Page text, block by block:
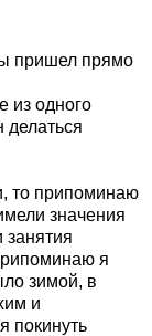
пришел прямо
из одного
делаться
то припоминаю
значения
занятия
я
зимой, в
и
покинуть